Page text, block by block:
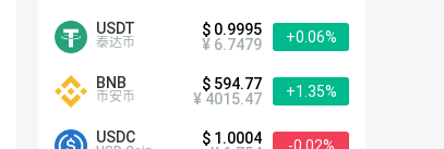
USDT
泰达币
$ 0.9995
¥ 6.7479
+0.06%
BNB
币安币
$ 594.77
¥ 4015.47
+1.35%
USDC
$ 1.0004